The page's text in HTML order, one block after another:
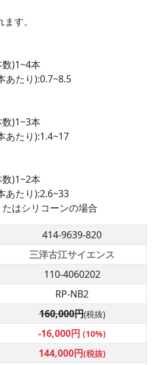
す。
)1~4本
あたり):0.7~8.5
)1~3本
あたり):1.4~17
)1~2本
あたり):2.6~33
はシリコーンの場合
414-9639-820
三洋古江サイエンス
110-4060202
RP-NB2
160,000円(税抜)
-16,000円 (10%)
144,000円(税抜)